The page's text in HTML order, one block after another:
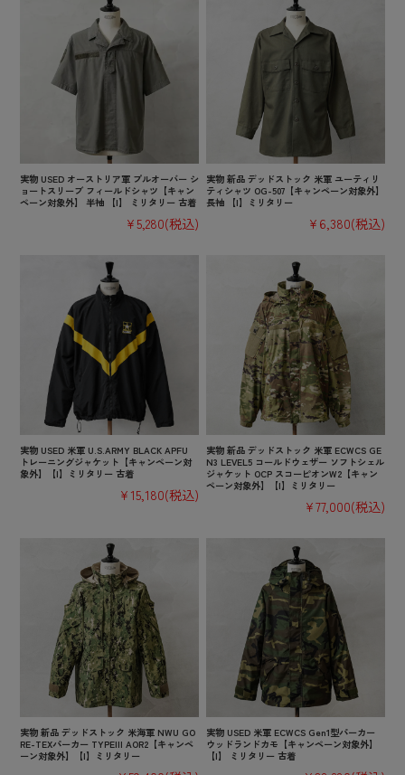
実物 USED オーストリア軍 プルオーバー シ
ョートスリーブ フィールドシャツ【キャン
ペーン対象外】 半袖 【I】 ミリタリー 古着
¥5,280(税込)
実物 新品 デッドストック 米軍 ユーティリ
ティシャツ OG-507【キャンペーン対象外】
長袖 【I】ミリタリー
¥6,380(税込)
実物 USED 米軍 U.S.ARMY BLACK APFU
トレーニングジャケット【キャンペーン対
象外】【I】ミリタリー 古着
¥15,180(税込)
実物 新品 デッドストック 米軍 ECWCS GE
N3 LEVEL5 コールドウェザー ソフトシェル
ジャケット OCP スコーピオンW2【キャン
ペーン対象外】【I】ミリタリー
¥77,000(税込)
実物 新品 デッドストック 米海軍 NWU GO
RE-TEXパーカー TYPEIII AOR2【キャンペ
ーン対象外】【I】ミリタリー
実物 USED 米軍 ECWCS Gen1型パーカー
ウッドランドカモ【キャンペーン対象外】
【I】 ミリタリー 古着